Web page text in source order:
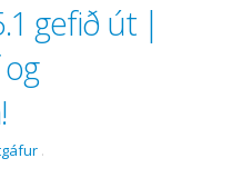
gefið út |
.